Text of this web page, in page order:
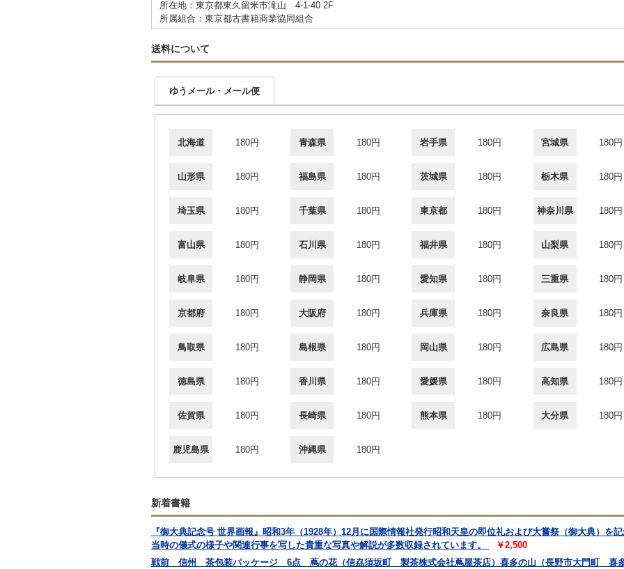
所在地：東京都東久留米市滝山 4-1-40 2F
所属組合：東京都古書籍商業協同組合
送料について
ゆうメール・メール便
北海道 180円 青森県 180円 岩手県 180円 宮城県 180円
山形県 180円 福島県 180円 茨城県 180円 栃木県 180円
埼玉県 180円 千葉県 180円 東京都 180円 神奈川県 180円
富山県 180円 石川県 180円 福井県 180円 山梨県 180円
岐阜県 180円 静岡県 180円 愛知県 180円 三重県 180円
京都府 180円 大阪府 180円 兵庫県 180円 奈良県 180円
鳥取県 180円 島根県 180円 岡山県 180円 広島県 180円
徳島県 180円 香川県 180円 愛媛県 180円 高知県 180円
佐賀県 180円 長崎県 180円 熊本県 180円 大分県 180円
鹿児島県 180円 沖縄県 180円
新着書籍
『御大典記念号 世界画報』昭和3年（1928年）12月に国際情報社発行昭和天皇の即位礼および大嘗祭（御大典）を
当時の儀式の様子や関連行事を写した貴重な写真や解説が多数収録されています。
￥2,500
戦前 信州 茶包装パッケージ 6点 蔦の花（信劦須坂町 製茶株式会社蔦屋茶店）喜多の山（長野市大門町 喜